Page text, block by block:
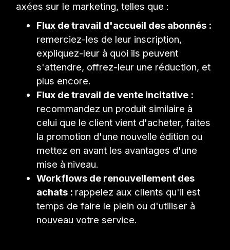
axées sur le marketing, telles que :
Flux de travail d'accueil des abonnés :
remerciez-les de leur inscription,
expliquez-leur à quoi ils peuvent
s'attendre, offrez-leur une réduction, et
plus encore.
Flux de travail de vente incitative :
recommandez un produit similaire à
celui que le client vient d'acheter, faites
la promotion d'une nouvelle édition ou
mettez en avant les avantages d'une
mise à niveau.
Workflows de renouvellement des
achats : rappelez aux clients qu'il est
temps de faire le plein ou d'utiliser à
nouveau votre service.